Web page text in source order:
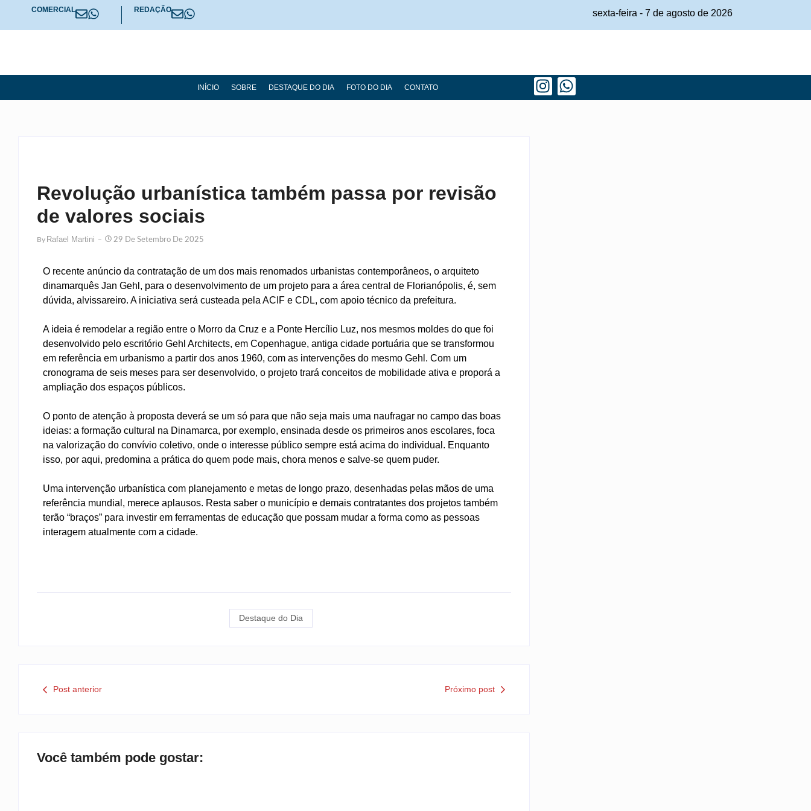
COMERCIAL REDAÇÃO sexta-feira - 7 de agosto de 2026
INÍCIO SOBRE DESTAQUE DO DIA FOTO DO DIA CONTATO
Revolução urbanística também passa por revisão
de valores sociais
By Rafael Martini 29 De Setembro De 2025
O recente anúncio da contratação de um dos mais renomados urbanistas contemporâneos, o arquiteto
dinamarquês Jan Gehl, para o desenvolvimento de um projeto para a área central de Florianópolis, é, sem
dúvida, alvissareiro. A iniciativa será custeada pela ACIF e CDL, com apoio técnico da prefeitura.
A ideia é remodelar a região entre o Morro da Cruz e a Ponte Hercílio Luz, nos mesmos moldes do que foi
desenvolvido pelo escritório Gehl Architects, em Copenhague, antiga cidade portuária que se transformou
em referência em urbanismo a partir dos anos 1960, com as intervenções do mesmo Gehl. Com um
cronograma de seis meses para ser desenvolvido, o projeto trará conceitos de mobilidade ativa e proporá a
ampliação dos espaços públicos.
O ponto de atenção à proposta deverá se um só para que não seja mais uma naufragar no campo das boas
ideias: a formação cultural na Dinamarca, por exemplo, ensinada desde os primeiros anos escolares, foca
na valorização do convívio coletivo, onde o interesse público sempre está acima do individual. Enquanto
isso, por aqui, predomina a prática do quem pode mais, chora menos e salve-se quem puder.
Uma intervenção urbanística com planejamento e metas de longo prazo, desenhadas pelas mãos de uma
referência mundial, merece aplausos. Resta saber o município e demais contratantes dos projetos também
terão “braços” para investir em ferramentas de educação que possam mudar a forma como as pessoas
interagem atualmente com a cidade.
Destaque do Dia
Post anterior Próximo post
Você também pode gostar: